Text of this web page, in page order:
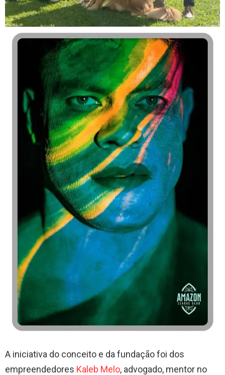
A iniciativa do conceito e da fundação foi dos
empreendedores Kaleb Melo, advogado, mentor no